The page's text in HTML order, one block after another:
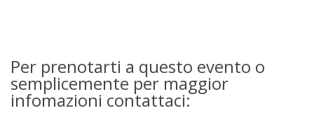
Per prenotarti a questo evento o
semplicemente per maggior
infomazioni contattaci: